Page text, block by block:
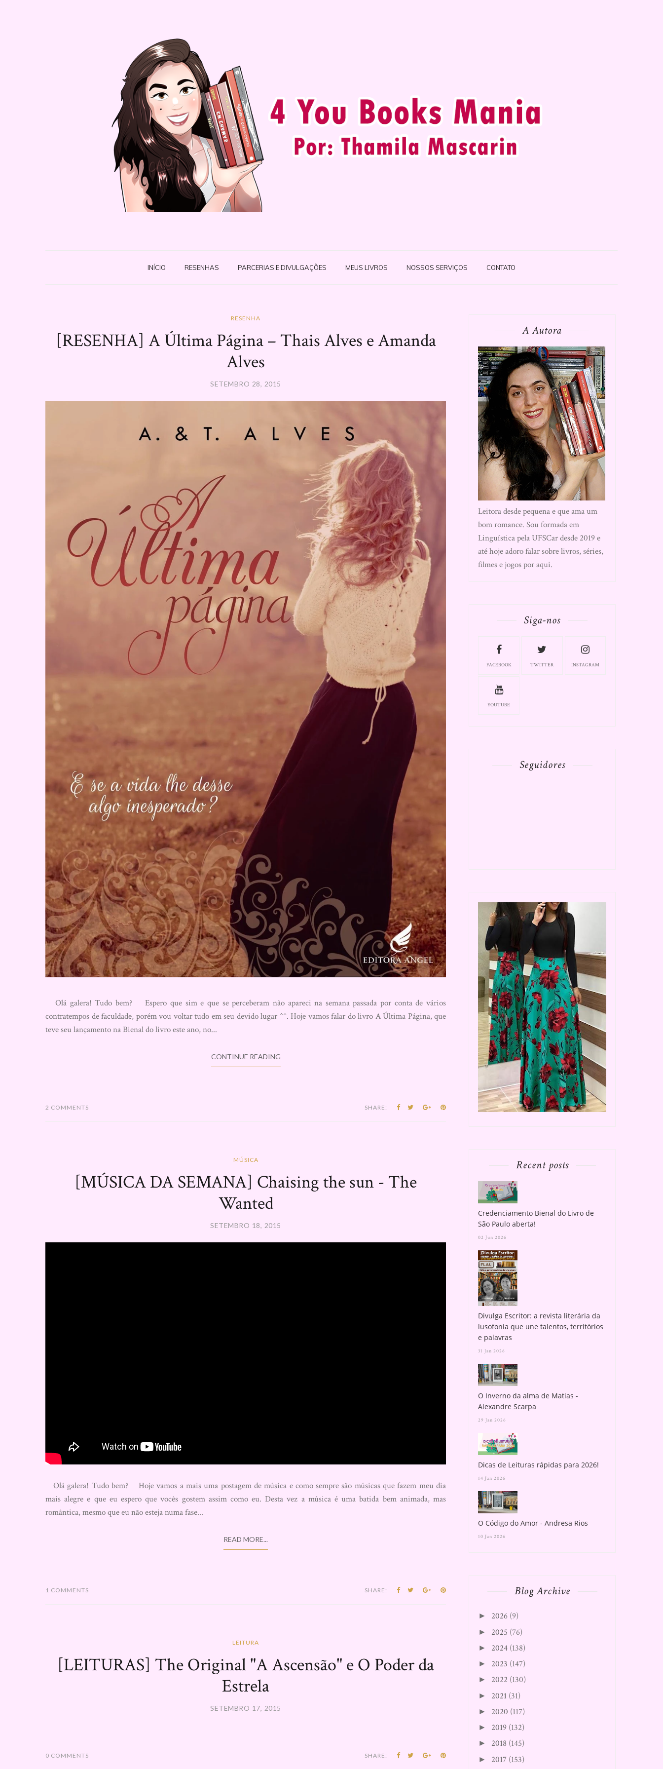
INÍCIO RESENHAS PARCERIAS E DIVULGAÇÕES MEUS LIVROS NOSSOS SERVIÇOS CONTATO
RESENHA
[RESENHA] A Última Página – Thais Alves e Amanda
Alves
SETEMBRO 28, 2015
Olá galera! Tudo bem? Espero que sim e que se perceberam não apareci na semana passada por conta de vários
contratempos de faculdade, porém vou voltar tudo em seu devido lugar ^^. Hoje vamos falar do livro A Última Página, que
teve seu lançamento na Bienal do livro este ano, no...
CONTINUE READING
2 COMMENTS SHARE:
MÚSICA
[MÚSICA DA SEMANA] Chaising the sun - The
Wanted
SETEMBRO 18, 2015
Olá galera! Tudo bem? Hoje vamos a mais uma postagem de música e como sempre são músicas que fazem meu dia
mais alegre e que eu espero que vocês gostem assim como eu. Desta vez a música é uma batida bem animada, mas
romântica, mesmo que eu não esteja numa fase...
READ MORE...
1 COMMENTS SHARE:
LEITURA
[LEITURAS] The Original "A Ascensão" e O Poder da
Estrela
SETEMBRO 17, 2015
0 COMMENTS SHARE:
A Autora
Leitora desde pequena e que ama um
bom romance. Sou formada em
Linguística pela UFSCar desde 2019 e
até hoje adoro falar sobre livros, séries,
filmes e jogos por aqui.
Siga-nos
FACEBOOK TWITTER INSTAGRAM
YOUTUBE
Seguidores
Recent posts
Credenciamento Bienal do Livro de
São Paulo aberta!
02 Jun 2026
Divulga Escritor: a revista literária da
lusofonia que une talentos, territórios
e palavras
31 Jan 2026
O Inverno da alma de Matias -
Alexandre Scarpa
29 Jan 2026
Dicas de Leituras rápidas para 2026!
14 Jan 2026
O Código do Amor - Andresa Rios
10 Jan 2026
Blog Archive
► 2026 (9)
► 2025 (76)
► 2024 (138)
► 2023 (147)
► 2022 (130)
► 2021 (31)
► 2020 (117)
► 2019 (132)
► 2018 (145)
► 2017 (153)